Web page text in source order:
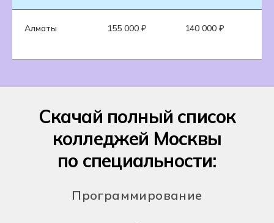
Алматы 155 000 ₽ 140 000 ₽
Скачай полный список
колледжей Москвы
по специальности:
Программирование